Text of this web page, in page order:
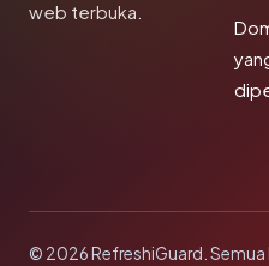
web terbuka.
© 2026 RefreshiGuard. Semua